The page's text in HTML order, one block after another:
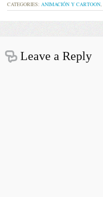
CATEGORIES: ANIMACIÓN Y CARTOON,
Leave a Reply